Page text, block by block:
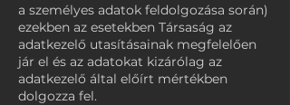
a személyes adatok feldolgozása során)
ezekben az esetekben Társaság az
adatkezelő utasításainak megfelelően
jár el és az adatokat kizárólag az
adatkezelő által előírt mértékben
dolgozza fel.